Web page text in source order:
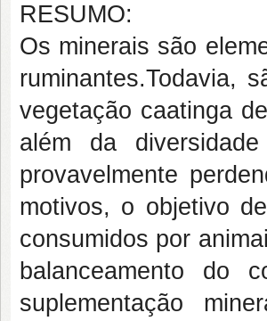
RESUMO:
Os minerais são
ruminantes.Todavia,
vegetação caatinga
além da
provavelmente
motivos, o objetivo
consumidos por
balanceamento do
suplementação